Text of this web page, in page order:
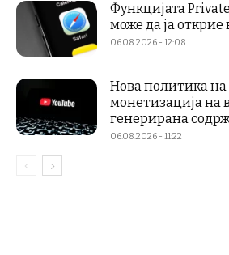
Функцијата
може да ја открие
06.08.2026 - 12:08
Нова политика на
монетизација на
генерирана
06.08.2026 - 11:22